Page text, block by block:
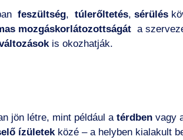
feszültség, túlerőltetés, sérülés
mozgáskorlátozottságát a
is okozhatják.
jön létre, mint például a térdben vagy
ízületekközé – a helyben kialakult